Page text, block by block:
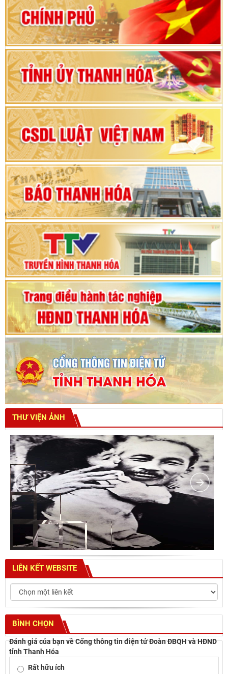
80 năm Quốc hội Việt Nam: vì lợi ích Nhân dân,
vì sự phát triển của đất nước
Bộ Chính trị duyệt nội dung Đại hội đại biểu
Đảng bộ tỉnh Thanh Hóa lần thứ XX, nhiệm kỳ
2025 - 2030
Đại hội đại biểu Đảng bộ xã Yên Thọ lần thứ I,
nhiệm kỳ 2025 – 2030
Đại hội Đảng bộ xã Yên Ninh lần thứ nhất,
nhiệm kỳ 2025 - 2030
Khai mạc Kỳ họp bất thường lần thứ 9, Quốc
hội khóa XV
Phiên thảo luận Kỳ họp thứ 24, HĐND tỉnh
Thanh Hóa khóa XVIII, nhiệm kỳ 2021 - 2026
Bế mạc Kỳ họp thứ hai bốn, Hội đồng nhân dân
tỉnh khoá XVIII
THƯ VIỆN ẢNH
LIÊN KẾT WEBSITE
BÌNH CHỌN
Đánh giá của bạn về Cổng thông tin điện tử Đoàn ĐBQH và HĐND
tỉnh Thanh Hóa
Rất hữu ích